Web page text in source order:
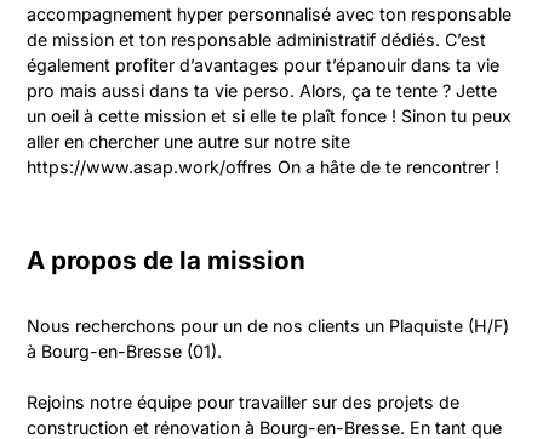
accompagnement hyper personnalisé avec ton responsable
de mission et ton responsable administratif dédiés. C’est
également profiter d’avantages pour t’épanouir dans ta vie
pro mais aussi dans ta vie perso. Alors, ça te tente ? Jette
un oeil à cette mission et si elle te plaît fonce ! Sinon tu peux
aller en chercher une autre sur notre site
https://www.asap.work/offres On a hâte de te rencontrer !
A propos de la mission
Nous recherchons pour un de nos clients un Plaquiste (H/F)
à Bourg-en-Bresse (01).
Rejoins notre équipe pour travailler sur des projets de
construction et rénovation à Bourg-en-Bresse. En tant que